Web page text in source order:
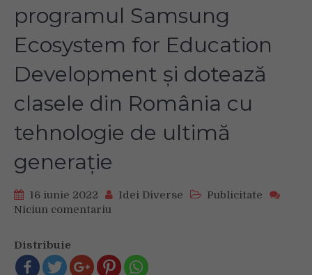
programul Samsung
Ecosystem for Education
Development și dotează
clasele din România cu
tehnologie de ultimă
generație
16 iunie 2022 Idei Diverse
Publicitate
Niciun comentariu
programul
Samsung
Distribuie